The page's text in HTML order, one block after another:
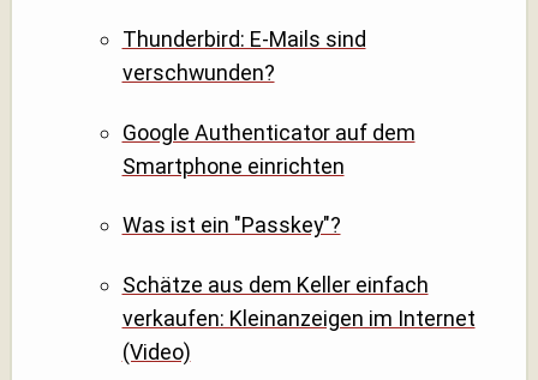
Thunderbird: E-Mails sind
verschwunden?
Google Authenticator auf dem
Smartphone einrichten
Was ist ein "Passkey"?
Schätze aus dem Keller einfach
verkaufen: Kleinanzeigen im Internet
(Video)